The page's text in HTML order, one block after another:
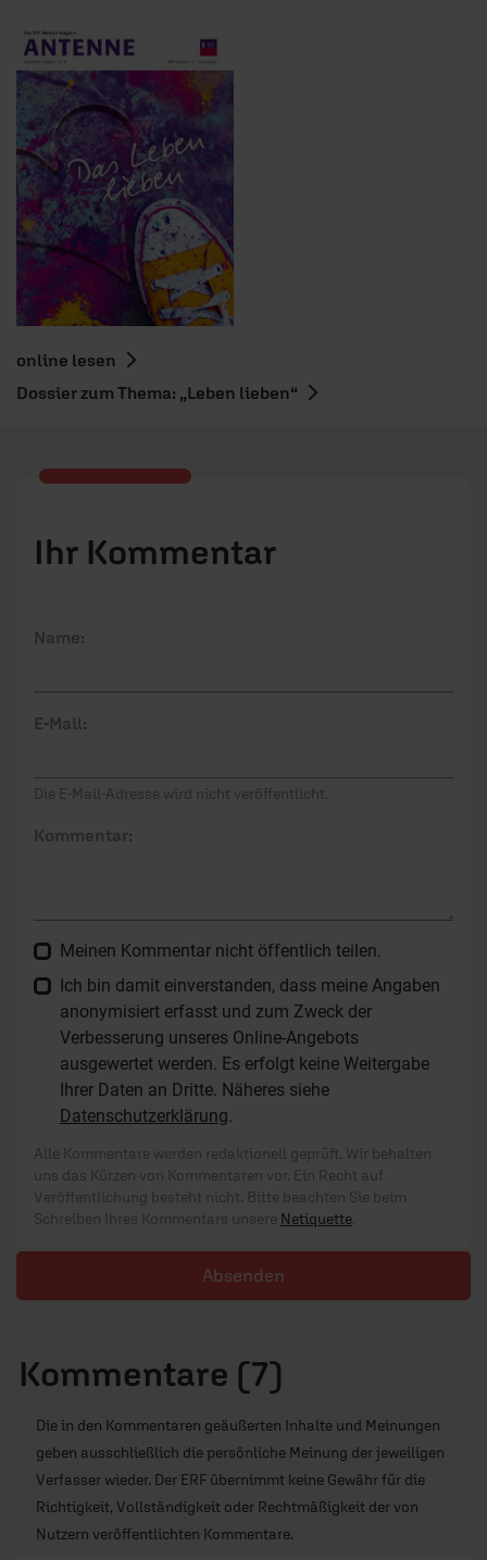
online lesen
Dossier zum Thema: „Leben lieben“
Ihr Kommentar
Name:
E-Mail:
Die E-Mail-Adresse wird nicht veröffentlicht.
Kommentar:
Meinen Kommentar nicht öffentlich teilen.
Ich bin damit einverstanden, dass meine Angaben
anonymisiert erfasst und zum Zweck der
Verbesserung unseres Online-Angebots
ausgewertet werden. Es erfolgt keine Weitergabe
Ihrer Daten an Dritte. Näheres siehe
Datenschutzerklärung.
Alle Kommentare werden redaktionell geprüft. Wir behalten
uns das Kürzen von Kommentaren vor. Ein Recht auf
Veröffentlichung besteht nicht. Bitte beachten Sie beim
Schreiben Ihres Kommentars unsere Netiquette.
Absenden
Kommentare (7)
Die in den Kommentaren geäußerten Inhalte und Meinungen
geben ausschließlich die persönliche Meinung der jeweiligen
Verfasser wieder. Der ERF übernimmt keine Gewähr für die
Richtigkeit, Vollständigkeit oder Rechtmäßigkeit der von
Nutzern veröffentlichten Kommentare.